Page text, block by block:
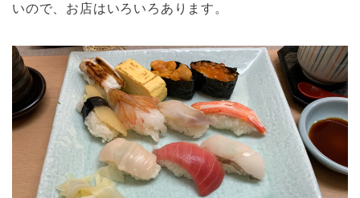
いので、お店はいろいろあります。